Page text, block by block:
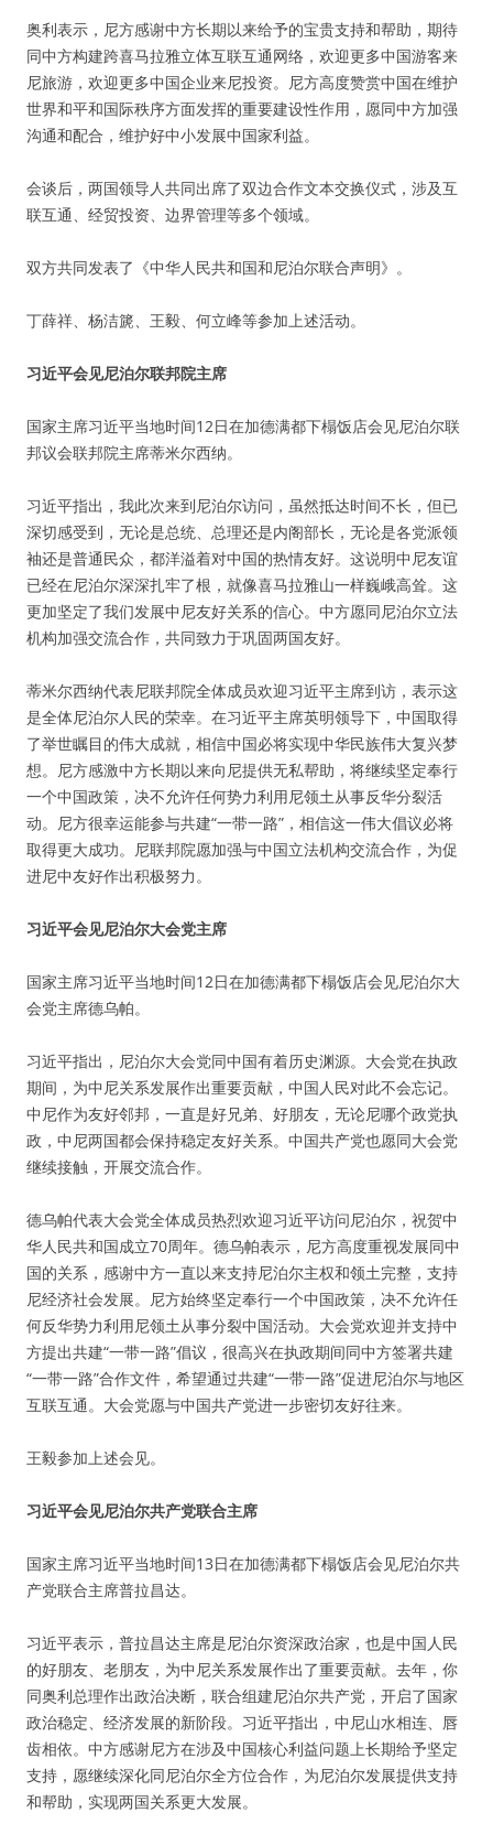
奥利表示，尼方感谢中方长期以来给予的宝贵支持和帮助，期待
同中方构建跨喜马拉雅立体互联互通网络，欢迎更多中国游客来
尼旅游，欢迎更多中国企业来尼投资。尼方高度赞赏中国在维护
世界和平和国际秩序方面发挥的重要建设性作用，愿同中方加强
沟通和配合，维护好中小发展中国家利益。
会谈后，两国领导人共同出席了双边合作文本交换仪式，涉及互
联互通、经贸投资、边界管理等多个领域。
双方共同发表了《中华人民共和国和尼泊尔联合声明》。
丁薛祥、杨洁篪、王毅、何立峰等参加上述活动。
习近平会见尼泊尔联邦院主席
国家主席习近平当地时间12日在加德满都下榻饭店会见尼泊尔联
邦议会联邦院主席蒂米尔西纳。
习近平指出，我此次来到尼泊尔访问，虽然抵达时间不长，但已
深切感受到，无论是总统、总理还是内阁部长，无论是各党派领
袖还是普通民众，都洋溢着对中国的热情友好。这说明中尼友谊
已经在尼泊尔深深扎牢了根，就像喜马拉雅山一样巍峨高耸。这
更加坚定了我们发展中尼友好关系的信心。中方愿同尼泊尔立法
机构加强交流合作，共同致力于巩固两国友好。
蒂米尔西纳代表尼联邦院全体成员欢迎习近平主席到访，表示这
是全体尼泊尔人民的荣幸。在习近平主席英明领导下，中国取得
了举世瞩目的伟大成就，相信中国必将实现中华民族伟大复兴梦
想。尼方感激中方长期以来向尼提供无私帮助，将继续坚定奉行
一个中国政策，决不允许任何势力利用尼领土从事反华分裂活
动。尼方很幸运能参与共建“一带一路”，相信这一伟大倡议必将
取得更大成功。尼联邦院愿加强与中国立法机构交流合作，为促
进尼中友好作出积极努力。
习近平会见尼泊尔大会党主席
国家主席习近平当地时间12日在加德满都下榻饭店会见尼泊尔大
会党主席德乌帕。
习近平指出，尼泊尔大会党同中国有着历史渊源。大会党在执政
期间，为中尼关系发展作出重要贡献，中国人民对此不会忘记。
中尼作为友好邻邦，一直是好兄弟、好朋友，无论尼哪个政党执
政，中尼两国都会保持稳定友好关系。中国共产党也愿同大会党
继续接触，开展交流合作。
德乌帕代表大会党全体成员热烈欢迎习近平访问尼泊尔，祝贺中
华人民共和国成立70周年。德乌帕表示，尼方高度重视发展同中
国的关系，感谢中方一直以来支持尼泊尔主权和领土完整，支持
尼经济社会发展。尼方始终坚定奉行一个中国政策，决不允许任
何反华势力利用尼领土从事分裂中国活动。大会党欢迎并支持中
方提出共建“一带一路”倡议，很高兴在执政期间同中方签署共建
“一带一路”合作文件，希望通过共建“一带一路”促进尼泊尔与地区
互联互通。大会党愿与中国共产党进一步密切友好往来。
王毅参加上述会见。
习近平会见尼泊尔共产党联合主席
国家主席习近平当地时间13日在加德满都下榻饭店会见尼泊尔共
产党联合主席普拉昌达。
习近平表示，普拉昌达主席是尼泊尔资深政治家，也是中国人民
的好朋友、老朋友，为中尼关系发展作出了重要贡献。去年，你
同奥利总理作出政治决断，联合组建尼泊尔共产党，开启了国家
政治稳定、经济发展的新阶段。习近平指出，中尼山水相连、唇
齿相依。中方感谢尼方在涉及中国核心利益问题上长期给予坚定
支持，愿继续深化同尼泊尔全方位合作，为尼泊尔发展提供支持
和帮助，实现两国关系更大发展。